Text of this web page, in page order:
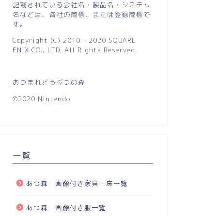
記載されている会社名・製品名・システム
名などは、各社の商標、または登録商標で
す。
Copyright (C) 2010 – 2020 SQUARE
ENIX CO., LTD. All Rights Reserved.
あつまれどうぶつの森
©2020 Nintendo
一覧
あつ森 画像付き家具・床一覧
あつ森 画像付き服一覧